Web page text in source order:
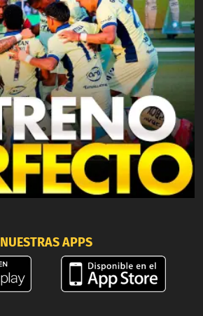
NUESTRAS APPS